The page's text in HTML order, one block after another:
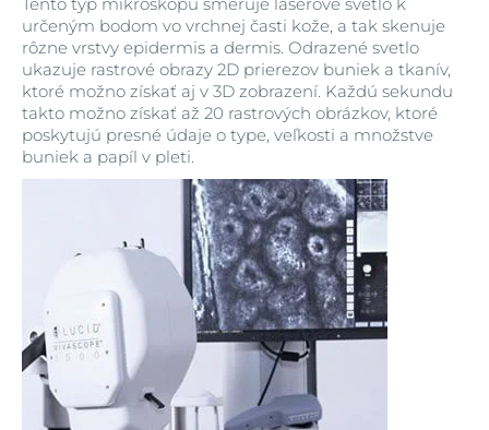
určeným bodom vo vrchnej časti kože, a tak skenuje
rôzne vrstvy epidermis a dermis. Odrazené svetlo
ukazuje rastrové obrazy 2D prierezov buniek a tkanív,
ktoré možno získať aj v 3D zobrazení. Každú sekundu
takto možno získať až 20 rastrových obrázkov, ktoré
poskytujú presné údaje o type, veľkosti a množstve
buniek a papíl v pleti.